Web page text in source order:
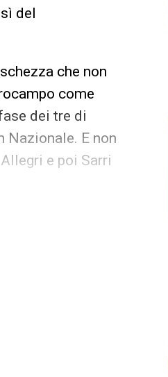
del
che non
come
dei tre di
Nazionale. E non
e poi Sarri